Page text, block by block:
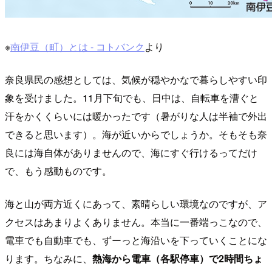
※南伊豆（町）とは - コトバンク より
奈良県民の感想としては、気候が穏やかなで暮らしやすい印
象を受けました。11月下旬でも、日中は、自転車を漕ぐと
汗をかくくらいには暖かったです（暑がりな人は半袖で外出
できると思います）。海が近いからでしょうか。そもそも奈
良には海自体がありませんので、海にすぐ行けるってだけ
で、もう感動ものです。
海と山が両方近くにあって、素晴らしい環境なのですが、ア
クセスはあまりよくありません。本当に一番端っこなので、
電車でも自動車でも、ずーっと海沿いを下っていくことにな
ります。ちなみに、 熱海から電車（各駅停車）で2時間ちょ